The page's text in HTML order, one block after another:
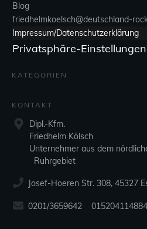
Blog
friedhelmkoelsch@deutschland-
Impressum/Datenschutzerklärung
Privatsphäre-
KATEGORIEN
KONTAKT
Dipl.-Kfm.
Friedhelm Kölsch
Unternehmer aus dem
Ruhrgebiet
Josef-Hoeren Str. 308, 45327
0201/3659642 015204114884